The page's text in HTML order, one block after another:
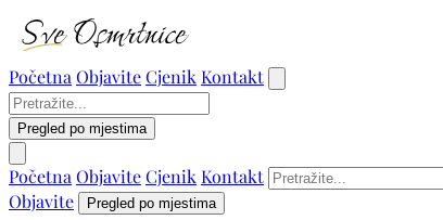
Početna ObjaviteCjenik Kontakt
Pregled po mjestima
Početna ObjaviteCjenik Kontakt
Objavite
Pregled po mjestima